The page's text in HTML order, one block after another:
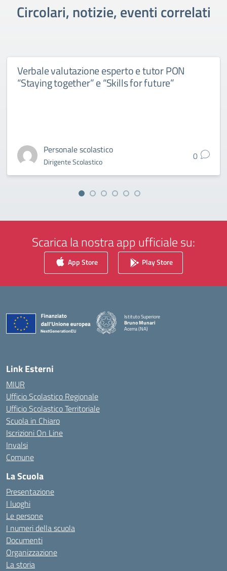
Circolari, notizie, eventi correlati
Verbale valutazione esperto e tutor PON
“Staying together” e “Skills for future”
Personale scolastico
Dirigente Scolastico 0
Scarica la nostra app ufficiale su:
App Store Play Store
Istituto Superiore
Bruno Munari
Acerra (NA)
Link Esterni
MIUR
Ufficio Scolastico Regionale
Ufficio Scolastico Territoriale
Scuola in Chiaro
Iscrizioni On Line
Invalsi
Comune
La Scuola
Presentazione
I luoghi
Le persone
I numeri della scuola
Documenti
Organizzazione
La storia